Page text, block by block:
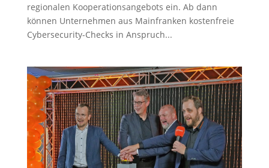
regionalen Kooperationsangebots ein. Ab dann
können Unternehmen aus Mainfranken kostenfreie
Cybersecurity-Checks in Anspruch...